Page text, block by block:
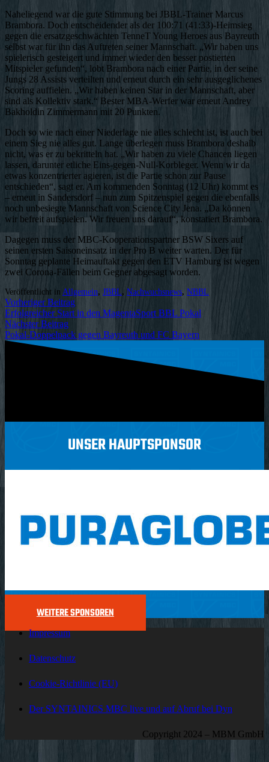
Naheliegend war die gute Stimmung bei JBBL-Trainer Marcus
Brambora. Doch entscheidender als der 100:71 (41:33)-Heimsieg
gegen die ersatzgeschwächten TenneT Young Heroes aus Bayreuth
selbst war für ihn das Auftreten seiner Mannschaft. „Wir haben uns
spielerisch gesteigert und immer wieder den besser postierten
Mitspieler gefunden“, lobt Brambora nach einer Partie, in der seine
Jungs 28 Assists verteilten und erneut durch ein sehr ausgeglichenes
Scoring auffielen. „Wir haben keinen Star in der Mannschaft, aber
sind als Kollektiv stark.“ Bester MBA-Werfer war erneut Andrey
Bakholdin Zimmermann mit 20 Punkten.
Doch so wie nach einer Niederlage nie alles schlecht ist, ist auch bei
einem Sieg nie alles gut. Lange überlegen muss Brambora deshalb
nicht, was er zu bekritteln hat. „Wir haben zu viele Chancen liegen
lassen, darunter etliche Eins-gegen-Null-Korbleger. Wenn wir da
etwas konzentrierter agieren, ist die Partie schon zur Pause
entschieden“, sagt er. Am kommenden Sonntag (12 Uhr) kommt es
– erneut in Sandersdorf – nun zum Spitzenspiel gegen die ebenfalls
noch unbesiegte Mannschaft von Science City Jena. „Da können
wir befreit aufspielen. Wir freuen uns darauf“, konstatiert Brambora.
Dagegen muss der MBC-Kooperationspartner BSW Sixers auf
seinen ersten Saisoneinsatz in der Pro B weiter warten. Der für
Sonntag geplante Heimauftakt gegen den ETV Hamburg ist wegen
zwei Corona-Fällen beim Gegner abgesagt worden.
Veröffentlicht in Allgemein, JBBL, Nachwuchsnews, NBBL
Vorheriger Beitrag
Erfolgreicher Start in den MagentaSport BBL Pokal
Nächster Beitrag
Pokal-Doppelpack gegen Bayreuth und FC Bayern
UNSER HAUPTSPONSOR
WEITERE SPONSOREN
Impressum
Datenschutz
Cookie-Richtlinie (EU)
Der SYNTAINICS MBC live und auf Abruf bei Dyn
Copyright 2024 – MBM GmbH